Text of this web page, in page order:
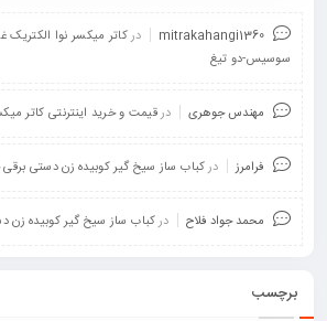
mitrakahangi1360 درکاتر میکسر نوا الکتریک
سوسیس-دو تیغ
مهندس جوهری درقیمت و خرید اینترنتی کاتر
فرامرز درکباب ساز سیخ گیر کوبیده زن دستی
محمد جواد فلاح درکباب ساز سیخ گیر کوبیده زن
برچسب